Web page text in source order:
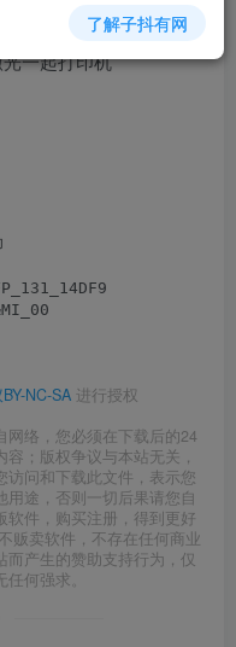
一起打印机
NC-SA 进行授权
网络，您必须在下载后的24
；版权争议与本站无关，
访问和下载此文件，表示您
途，否则一切后果请您自
软件，购买注册，得到更好
贩卖软件，不存在任何商业
而产生的赞助支持行为，仅
何强求。
了解子抖有网